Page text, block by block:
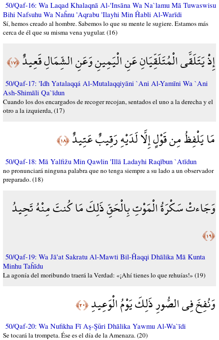
50/Qaf-16: Wa Laqad Khalaqnā Al-'Insāna Wa Na`lamu Mā Tuwaswisu
Bihi Nafsuhu Wa Naĥnu 'Aqrabu 'Ilayhi Min Ĥabli Al-Warīdi
Sí, hemos creado al hombre. Sabemos lo que su mente le sugiere. Estamos más
cerca de él que su misma vena yugular. (16)
إِذْ يَتَلَقَّى الْمُتَلَقِّيَانِ عَنِ الْيَمِينِ وَعَنِ الشِّمَالِ قَعِيدٌ﴿١٧﴾
50/Qaf-17: 'Idh Yatalaqqá Al-Mutalaqqiyāni `Ani Al-Yamīni Wa `Ani
Ash-Shimāli Qa`īdun
Cuando los dos encargados de recoger recojan, sentados el uno a la derecha y el
otro a la izquierda, (17)
مَا يَلْفِظُ مِن قَوْلٍ إِلَّا لَدَيْهِ رَقِيبٌ عَتِيدٌ﴿١٨﴾
50/Qaf-18: Mā Yalfižu Min Qawlin 'Illā Ladayhi Raqībun `Atīdun
no pronunciará ninguna palabra que no tenga siempre a su lado a un observador
preparado. (18)
وَجَاءتْ سَكْرَةُ الْمَوْتِ بِالْحَقِّ ذَلِكَ مَا كُنتَ مِنْهُ تَحِيدُ
﴿١٩﴾
50/Qaf-19: Wa Jā'at Sakratu Al-Mawti Bil-Ĥaqqi Dhālika Mā Kunta
Minhu Taĥīdu
La agonía del moribundo traerá la Verdad: «¡Ahí tienes lo que rehuías!» (19)
وَنُفِخَ فِي الصُّورِ ذَلِكَ يَوْمُ الْوَعِيدِ﴿٢٠﴾
50/Qaf-20: Wa Nufikha Fī Aş-Şūri Dhālika Yawmu Al-Wa`īdi
Se tocará la trompeta. Ése es el día de la Amenaza. (20)